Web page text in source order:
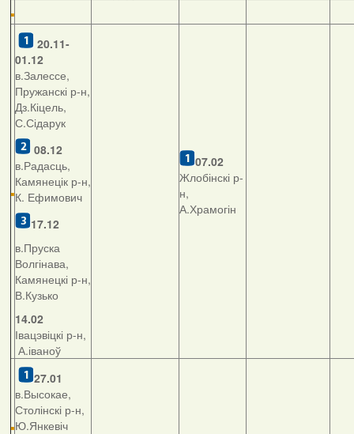
20.11-
01.12
в.Залессе,
Пружанскі р-н,
Дз.Кіцель,
С.Сідарук
08.12
в.Радасць,
Камянецік р-н,
К. Ефимович
17.12
в.Пруска
Волгінава,
Камянецкі р-н,
В.Кузько
14.02
Івацэвіцкі р-н,
А.іваноў
07.02
Жлобінскі р-
н,
А.Храмогін
27.01
в.Высокае,
Столінскі р-н,
Ю.Янкевіч